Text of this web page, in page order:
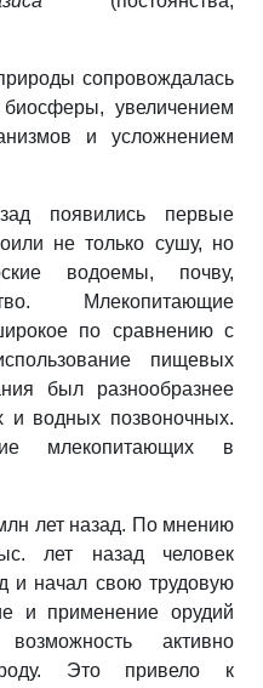
сопровождалась
увеличением
и усложнением
появились первые
не только сушу, но
водоемы, почву,
Млекопитающие
по сравнению с
пищевых
был разнообразнее
и водных позвоночных.
млекопитающих в
лет назад. По мнению
лет назад человек
и начал свою трудовую
и применение орудий
активно
Это привело к